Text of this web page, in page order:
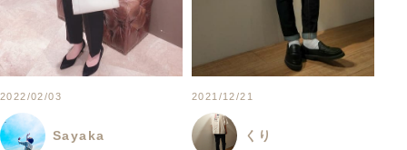
2022/02/03
Sayaka
2021/12/21
くり